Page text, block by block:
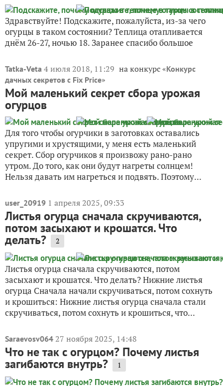
Здравствуйте! Подскажите, пожалуйста, из-за чего
огурцы в таком состоянии? Теплица отапливается
днём 26-27, ночью 18. Заранее спасибо большое
Tatka-Veta 4 июля 2018, 11:29 на конкурс «Конкурс
дачных секретов с Fix Price»
Мой маленький секрет сбора урожая
огурцов
Для того чтобы огурчики в заготовках оставались
упругими и хрустящими, у меня есть маленький
секрет. Сбор огурчиков я произвожу рано-рано
утром. До того, как они будут нагреты солнцем!
Нельзя давать им нагреться и подвять. Поэтому...
user_20919 1 апреля 2025, 09:33
Листья огурца сначала скручиваются,
потом засыхают и крошатся. Что
делать? 2
Листья огурца сначала скручиваются, потом
засыхают и крошатся. Что делать? Нижние листья
огурца Сначала начали скручиваться, потом сохнуть
и крошиться: Нижние листья огурца сначала стали
скручиваться, потом сохнуть и крошиться, что...
Saraevosv064 27 ноября 2025, 14:48
Что не так с огурцом? Почему листья
загибаются внутрь? 1